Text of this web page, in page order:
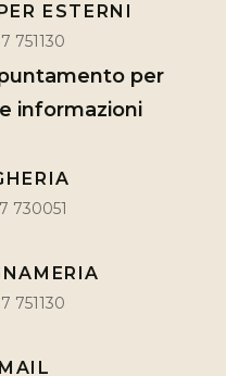
ESTERNI
751130
per
informazioni
730051
751130